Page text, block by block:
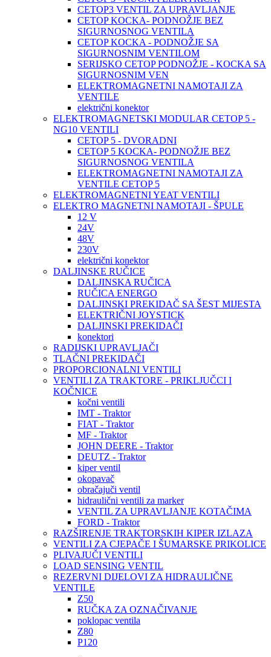
CETOP3 VENTIL ZA UPRAVLJANJE
CETOP KOCKA- PODNOŽJE BEZ
SIGURNOSNOG VENTILA
CETOP KOCKA - PODNOŽJE SA
SIGURNOSNIM VENTILOM
SERIJSKO CETOP PODNOŽJE - KOCKA SA
SIGURNOSNIM VEN
ELEKTROMAGNETNI NAMOTAJI ZA
VENTILE
električni konektor
ELEKTROMAGNETSKI MODULAR CETOP 5 -
NG10 VENTILI
CETOP 5 - DVORADNI
CETOP 5 KOCKA- PODNOŽJE BEZ
SIGURNOSNOG VENTILA
ELEKTROMAGNETNI NAMOTAJI ZA
VENTILE CETOP 5
ELEKTROMAGNETNI YEAT VENTILI
ELEKTRO MAGNETNI NAMOTAJI - ŠPULE
12 V
24V
48V
230V
električni konektor
DALJINSKE RUČICE
DALJINSKA RUČICA
RUČICA ENERGO
DALJINSKI PREKIDAČ SA ŠEST MIJESTA
ELEKTRIČNI JOYSTICK
DALJINSKI PREKIDAČI
konektori
RADIJSKI UPRAVLJAČI
TLAČNI PREKIDAČI
PROPORCIONALNI VENTILI
VENTILI ZA TRAKTORE - PRIKLJUČCI I
KOČNICE
kočni ventili
IMT - Traktor
FIAT - Traktor
MF - Traktor
JOHN DEERE - Traktor
DEUTZ - Traktor
kiper ventil
okopavač
obračajuči ventil
hidraulični ventili za marker
VENTIL ZA UPRAVLJANJE KOTAČIMA
FORD - Traktor
RAZŠIRENJE TRAKTORSKIH KIPER IZLAZA
VENTILI ZA CJEPAČE I ŠUMARSKE PRIKOLICE
PLIVAJUČI VENTILI
LOAD SENSING VENTIL
REZERVNI DIJELOVI ZA HIDRAULIČNE
VENTILE
Z50
RUČKA ZA OZNAČIVANJE
poklopac ventila
Z80
P120